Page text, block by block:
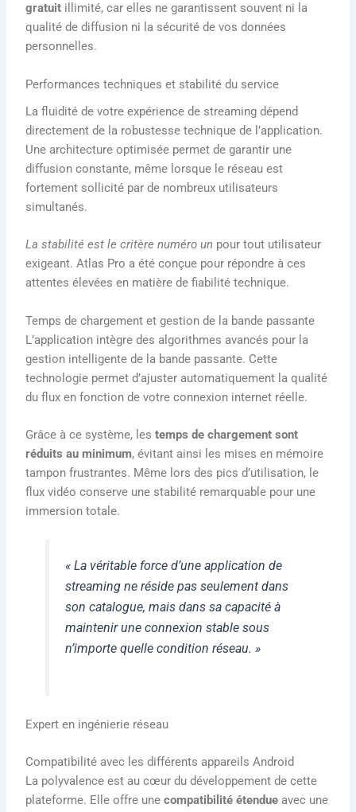
gratuit illimité, car elles ne garantissent souvent ni la
qualité de diffusion ni la sécurité de vos données
personnelles.
Performances techniques et stabilité du service
La fluidité de votre expérience de streaming dépend
directement de la robustesse technique de l’application.
Une architecture optimisée permet de garantir une
diffusion constante, même lorsque le réseau est
fortement sollicité par de nombreux utilisateurs
simultanés.
La stabilité est le critère numéro un pour tout utilisateur
exigeant. Atlas Pro a été conçue pour répondre à ces
attentes élevées en matière de fiabilité technique.
Temps de chargement et gestion de la bande passante
L’application intègre des algorithmes avancés pour la
gestion intelligente de la bande passante. Cette
technologie permet d’ajuster automatiquement la qualité
du flux en fonction de votre connexion internet réelle.
Grâce à ce système, lestemps de chargement sont
réduits au minimum, évitant ainsi les mises en mémoire
tampon frustrantes. Même lors des pics d’utilisation, le
flux vidéo conserve une stabilité remarquable pour une
immersion totale.
« La véritable force d’une application de
streaming ne réside pas seulement dans
son catalogue, mais dans sa capacité à
maintenir une connexion stable sous
n’importe quelle condition réseau. »
Expert en ingénierie réseau
Compatibilité avec les différents appareils Android
La polyvalence est au cœur du développement de cette
plateforme. Elle offre unecompatibilité étendue avec une